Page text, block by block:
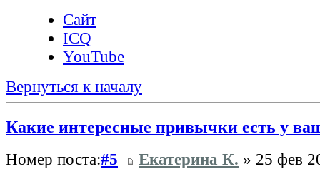
Сайт
ICQ
YouTube
Вернуться к началу
Какие интересные привычки есть у
Номер поста:#5 Екатерина К. » 25 фев